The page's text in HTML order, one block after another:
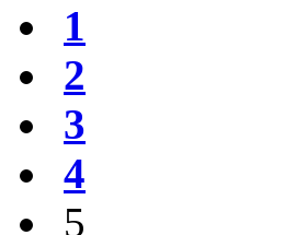
1
2
3
4
5